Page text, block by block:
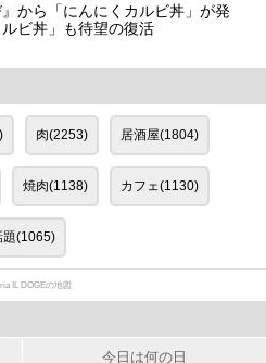
』から「にんにくカルビ丼」が発
ビ丼」も待望の復活
肉(2253) 居酒屋(1804)
焼肉(1138) カフェ(1130)
題(1065)
IL DOGEの地図
今日は何の日